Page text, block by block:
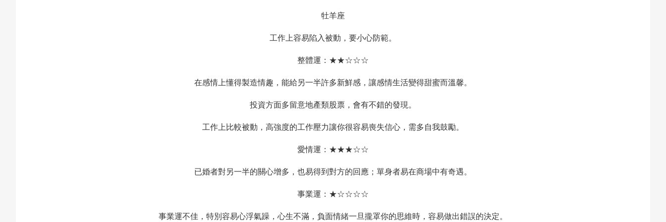
牡羊座
工作上容易陷入被動，要小心防範。
整體運：★★☆☆☆
在感情上懂得製造情趣，能給另一半許多新鮮感，讓感情生活變得甜蜜而溫馨。
投資方面多留意地產類股票，會有不錯的發現。
工作上比較被動，高強度的工作壓力讓你很容易喪失信心，需多自我鼓勵。
愛情運：★★★☆☆
已婚者對另一半的關心增多，也易得到對方的回應；單身者易在商場中有奇遇。
事業運：★☆☆☆☆
事業運不佳，特別容易心浮氣躁，心生不滿，負面情緒一旦攏罩你的思維時，容易做出錯誤的決定。